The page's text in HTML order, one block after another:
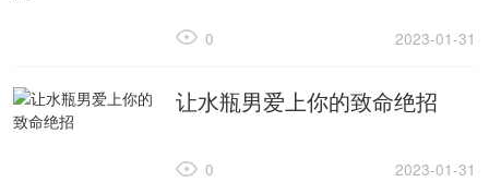
2023-01-31
0
让水瓶男爱上你的致命绝招
2023-01-31
0